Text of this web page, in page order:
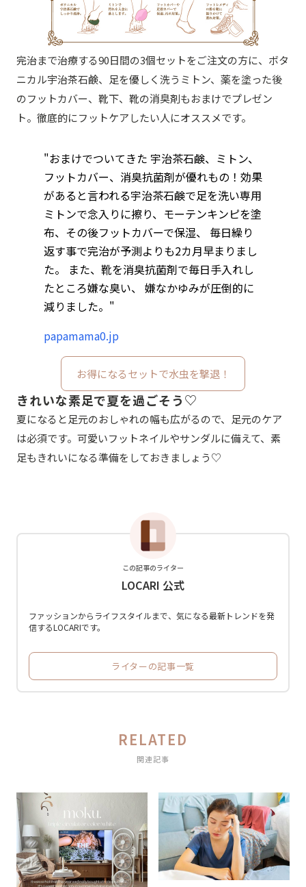
完治まで治療する90日間の3個セットをご注文の方に、ボタ
ニカル宇治茶石鹸、足を優しく洗うミトン、薬を塗った後
のフットカバー、靴下、靴の消臭剤もおまけでプレゼン
ト。徹底的にフットケアしたい人にオススメです。
"おまけでついてきた 宇治茶石鹸、ミトン、
フットカバー、消臭抗菌剤が優れもの！効果
があると言われる宇治茶石鹸で足を洗い専用
ミトンで念入りに擦り、モーテンキンピを塗
布、その後フットカバーで保湿、 毎日繰り
返す事で完治が予測よりも2カ月早まりまし
た。 また、靴を消臭抗菌剤で毎日手入れし
たところ嫌な臭い、 嫌なかゆみが圧倒的に
減りました。"
papamama0.jp
お得になるセットで水虫を撃退！
きれいな素足で夏を過ごそう♡
夏になると足元のおしゃれの幅も広がるので、足元のケア
は必須です。可愛いフットネイルやサンダルに備えて、素
足もきれいになる準備をしておきましょう♡
この記事のライター
LOCARI 公式
ファッションからライフスタイルまで、気になる最新トレンドを発
信するLOCARIです。
ライターの記事一覧
RELATED
関連記事